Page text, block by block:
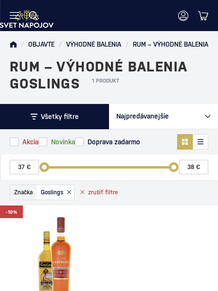
/ OBJAVTE / VÝHODNÉ BALENIA / RUM – VÝHODNÉ BALENIA
RUM – VÝHODNÉ BALENIA
GOSLINGS
1 PRODUKT
Všetky filtre
Akcia Novinka Doprava zadarmo
zrušiť filtre
Značka Goslings
-10%